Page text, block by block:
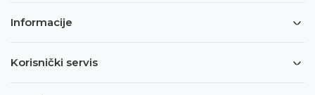
Informacije
Korisnički servis